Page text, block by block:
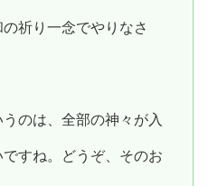
祈り一念でやりなさ
のは、全部の神々が入
すね。どうぞ、そのお